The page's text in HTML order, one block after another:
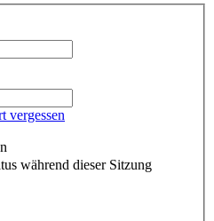
vergessen
während dieser Sitzung